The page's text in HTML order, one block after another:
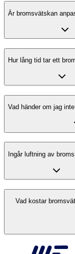
Är bromsvätskan
Hur lång tid tar ett
Vad händer om jag
Ingår luftning av
Vad kostar